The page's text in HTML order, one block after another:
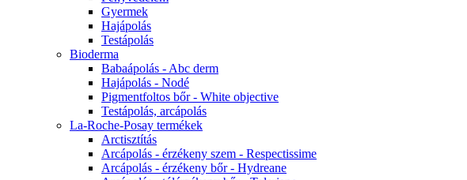
Gyermek
Hajápolás
Testápolás
Bioderma
Babaápolás - Abc derm
Hajápolás - Nodé
Pigmentfoltos bőr - White objective
Testápolás, arcápolás
La-Roche-Posay termékek
Arctisztítás
Arcápolás - érzékeny szem - Respectissime
Arcápolás - érzékeny bőr - Hydreane